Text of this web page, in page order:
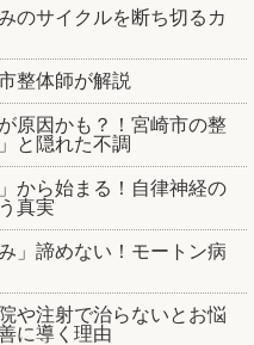
のサイクルを断ち切るカ
整体師が解説
原因かも？！宮崎市の整
と隠れた不調
から始まる！自律神経の
真実
」諦めない！モートン病
や注射で治らないとお悩
に導く理由